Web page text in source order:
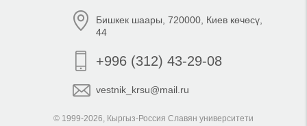
Бишкек шаары, 720000, Киев көчөсү,
44
+996 (312) 43-29-08
vestnik_krsu@mail.ru
© 1999-2026, Кыргыз-Россия Славян университети